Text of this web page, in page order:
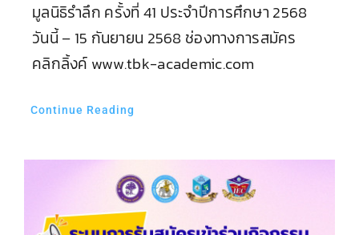
มูลนิธิรำลึก ครั้งที่ 41 ประจำปีการศึกษา 2568
วันนี้ – 15 กันยายน 2568 ช่องทางการสมัคร
คลิกลิ้งค์ www.tbk-academic.com
Continue Reading